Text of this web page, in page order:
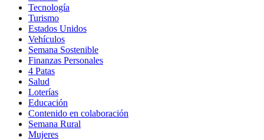
Tecnología
Turismo
Estados Unidos
Vehículos
Semana Sostenible
Finanzas Personales
4 Patas
Salud
Loterías
Educación
Contenido en colaboración
Semana Rural
Mujeres